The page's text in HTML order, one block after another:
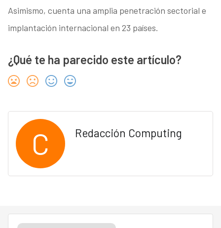
Asimismo, cuenta una amplia penetración sectorial e
implantación internacional en 23 países.
¿Qué te ha parecido este artículo?
C Redacción Computing